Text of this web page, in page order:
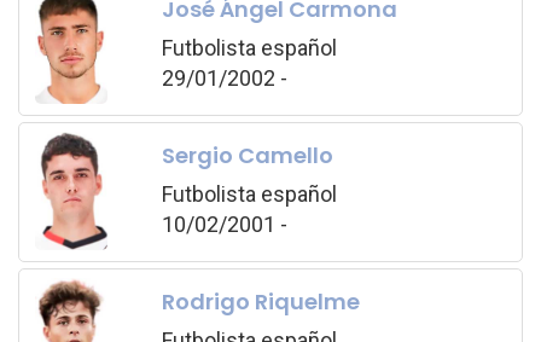
José Ángel Carmona
Futbolista español
29/01/2002 -
Sergio Camello
Futbolista español
10/02/2001 -
Rodrigo Riquelme